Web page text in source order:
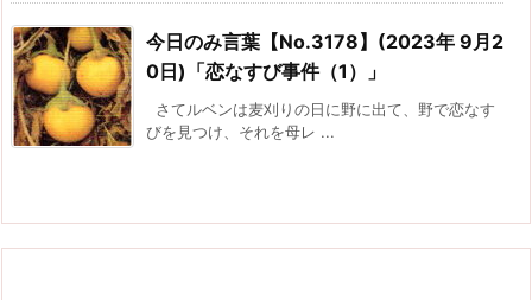
今日のみ言葉【No.3178】(2023年 9月2
0日)「恋なすび事件（1）」
さてルベンは麦刈りの日に野に出て、野で恋なす
びを見つけ、それを母レ ...